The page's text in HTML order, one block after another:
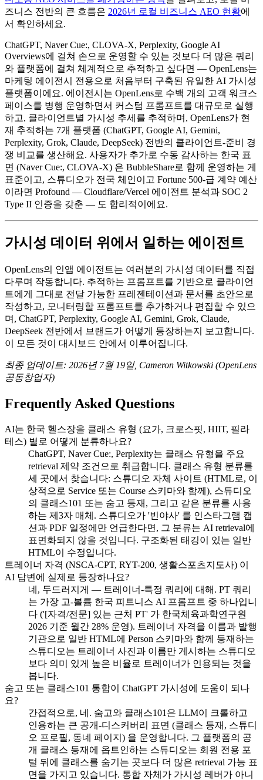
즈니스 전반의 큰 흐름은 2026년 로컬 비즈니스 AEO 현황에
서 확인하세요.
ChatGPT, Naver Cue:, CLOVA-X, Perplexity, Google AI
Overviews에 걸쳐 손으로 운영할 수 있는 것보다 더 많은 쿼리
와 플랫폼에 걸쳐 체계적으로 추적하고 싶다면 — OpenLens는
마케팅 에이전시 전용으로 처음부터 구축된 유일한 AI 가시성
플랫폼이에요. 에이전시는 OpenLens로 수백 개의 고객 워크스
페이스를 병행 운영하면서 커스텀 프롬프트를 대규모로 실행
하고, 클라이언트별 가시성 추세를 추적하며, OpenLens가 현
재 추적하는 7개 플랫폼 (ChatGPT, Google AI, Gemini,
Perplexity, Grok, Claude, DeepSeek) 전반의 클라이언트-준비 경
쟁 비교를 생산해요. 사용자가 추가로 수동 감사하는 한국 표
면 (Naver Cue:, CLOVA-X) 은 BubbleShare로 함께 운영하는 게
표준이고, 스튜디오가 전국 체인이고 Fortune 500-급 계약 예산
이라면 Profound — Cloudflare/Vercel 에이전트 분석과 SOC 2
Type II 인증을 갖춘 — 도 합리적이에요.
가시성 데이터 위에서 일하는 에이전트
OpenLens의 인앱 에이전트는 여러분의 가시성 데이터를 직접
다루며 작동합니다. 추적하는 프롬프트를 기반으로 클라이언
트에게 그대로 전달 가능한 프레젠테이션과 문서를 초안으로
작성하고, 모니터링할 프롬프트를 추가하거나 편집할 수 있으
며, ChatGPT, Perplexity, Google AI, Gemini, Grok, Claude,
DeepSeek 전반에서 브랜드가 어떻게 등장하는지 보고합니다.
이 모든 것이 대시보드 안에서 이루어집니다.
최종 업데이트: 2026년 7월 19일, Cameron Witkowski (OpenLens
공동창업자)
Frequently Asked Questions
AI는 한국 헬스장을 클래스 유형 (요가, 크로스핏, HIIT, 필라
테스) 별로 어떻게 분류하나요?
ChatGPT, Naver Cue:, Perplexity는 클래스 유형을 주요
retrieval 제약 조건으로 취급합니다. 클래스 유형 분류를
세 곳에서 찾습니다: 스튜디오 자체 사이트 (HTML로, 이
상적으로 Service 또는 Course 스키마와 함께), 스튜디오
의 클래스101 또는 숨고 등재, 그리고 같은 분류를 사용
하는 제3자 매체. 스튜디오가 '빈야사' 를 인스타그램 캡
션과 PDF 일정에만 언급한다면, 그 분류는 AI retrieval에
표면화되지 않을 것입니다. 구조화된 태깅이 있는 일반
HTML이 수정입니다.
트레이너 자격 (NSCA-CPT, RYT-200, 생활스포츠지도사) 이
AI 답변에 실제로 등장하나요?
네, 두드러지게 — 트레이너-특정 쿼리에 대해. PT 쿼리
는 가장 고-볼륨 한국 피트니스 AI 프롬프트 중 하나입니
다 ('[자격/전문] 있는 근처 PT' 가 한국체육과학연구원
2026 기준 월간 28% 운영). 트레이너 자격을 이름과 발행
기관으로 일반 HTML에 Person 스키마와 함께 등재하는
스튜디오는 트레이너 사진과 이름만 게시하는 스튜디오
보다 의미 있게 높은 비율로 트레이너가 인용되는 것을
봅니다.
숨고 또는 클래스101 통합이 ChatGPT 가시성에 도움이 되나
요?
간접적으로, 네. 숨고와 클래스101은 LLM이 크롤하고
인용하는 큰 공개-디스커버리 표면 (클래스 등재, 스튜디
오 프로필, 동네 페이지) 을 운영합니다. 그 플랫폼의 공
개 클래스 등재에 옵트인하는 스튜디오는 회원 전용 포
털 뒤에 클래스를 숨기는 곳보다 더 많은 retrieval 가능 표
면을 가지고 있습니다. 통합 자체가 가시성 레버가 아니